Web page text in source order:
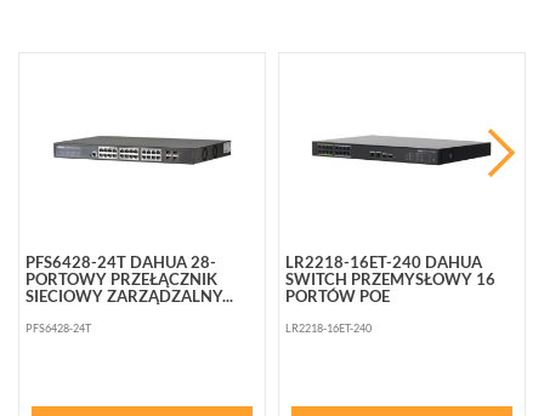
PFS6428-24T DAHUA 28-
PORTOWY PRZEŁĄCZNIK
SIECIOWY ZARZĄDZALNY...
PFS6428-24T
LR2218-16ET-240 DAHUA
SWITCH PRZEMYSŁOWY 16
PORTÓW POE
LR2218-16ET-240